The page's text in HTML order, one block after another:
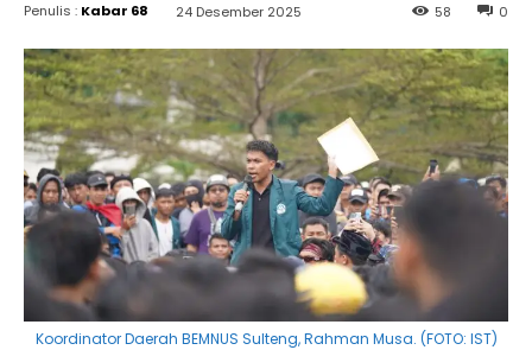
Penulis : Kabar 68 24 Desember 2025 0
58
Koordinator Daerah BEMNUS Sulteng, Rahman Musa. (FOTO: IST)